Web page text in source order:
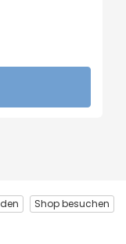
Shop besuchen